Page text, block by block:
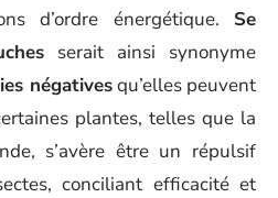
d’ordre énergétique. Se
serait ainsi synonyme
négativesqu’elles peuvent
plantes, telles que la
s’avère être un répulsif
conciliant efficacité et